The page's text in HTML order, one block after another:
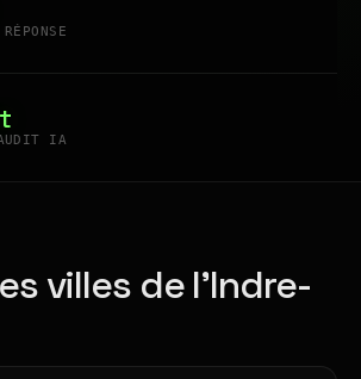
IA
villes de l'Indre-